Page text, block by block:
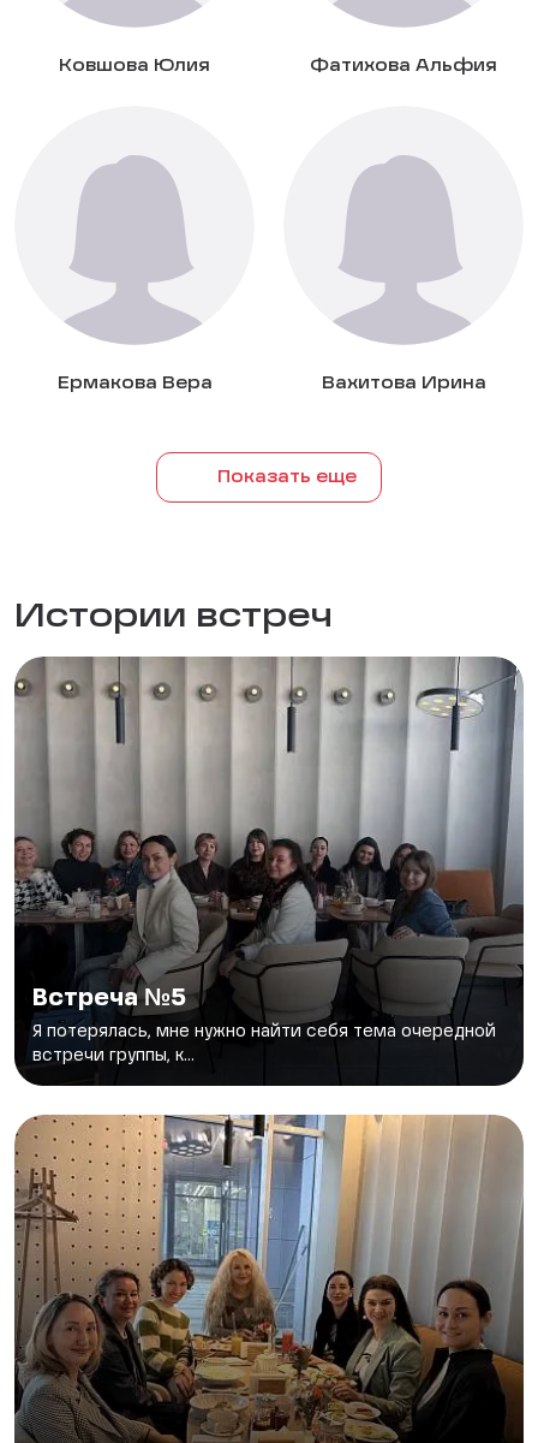
Ковшова Юлия Фатихова Альфия
Ермакова Вера Вахитова Ирина
Показать еще
Истории встреч
Встреча №5
Я потерялась, мне нужно найти себя тема очередной
встречи группы, к...